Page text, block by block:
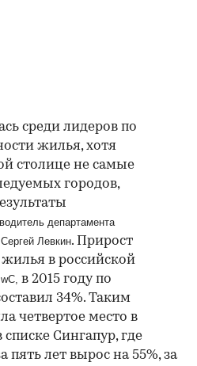
среди лидеров по
жилья, хотя
столице не самые
городов,
департамента
Левкин. Прирост
в российской
в 2015 году по
34%. Таким
четвертое место в
Сингапур, где
пять лет вырос на 55%, за